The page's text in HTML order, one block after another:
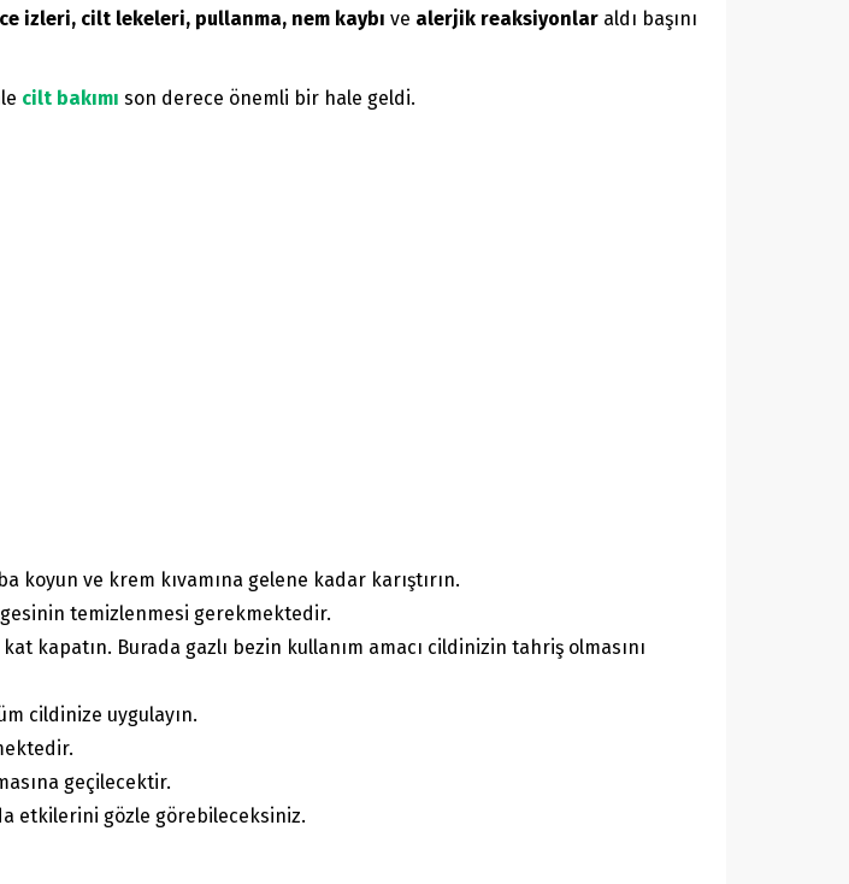
izleri, cilt lekeleri, pullanma, nem kaybı ve alerjik reaksiyonlar aldı başını
cilt bakımı son derece önemli bir hale geldi.
ve krem kıvamına gelene kadar karıştırın.
temizlenmesi gerekmektedir.
kapatın. Burada gazlı bezin kullanım amacı cildinizin tahriş olmasını
cildinize uygulayın.
geçilecektir.
etkilerini gözle görebileceksiniz.